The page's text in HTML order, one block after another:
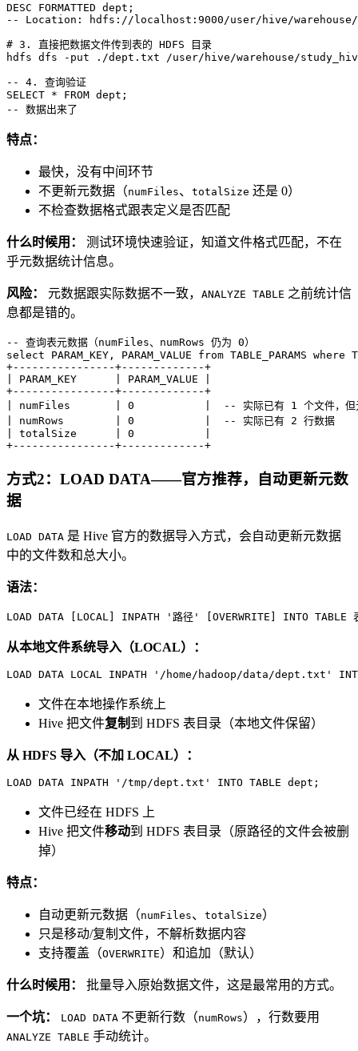
DESC
-- Location: hdfs://localhost:9000/user/hive/
# 3. 直接把数据文件传到表的 HDFS 目录
hdfs dfs -put ./dept.txt /user/hive/warehouse/
-- 4. 查询验证
SELECT * FROM
-- 数据出来了
特点：
最快，没有中间环节
不更新元数据（numFiles、 totalSize 还是 0）
不检查数据格式跟表定义是否匹配
什么时候用：
测试环境快速验证，知道文件格式匹配，不在
乎元数据统计信息。
风险： 元数据跟实际数据不一致， ANALYZE TABLE 之前统计信
息都是错的。
-- 查询表元数据（numFiles、numRows 仍为 0）
select PARAM_KEY, PARAM_VALUE from TABLE_PARAMS where
+----------------+-------------+
PARAM_KEY PARAM_VALUE
+----------------+-------------+
numFiles 0
-- 实际已有 1 个文件，
numRows 0
-- 实际已有 2 行数据
totalSize 0
+----------------+-------------+
方式2：LOAD DATA——官方推荐，自动更新元数
据
LOAD DATA 是 Hive 官方的数据导入方式，会自动更新元数据
中的文件数和总大小。
语法：
LOAD DATA [ LOCAL ] INPATH '路径' [OVERWRITE] INTO TABLE
从本地文件系统导入（LOCAL）：
LOAD DATA LOCAL INPATH '/home/hadoop/data/dept.txt'
文件在本地操作系统上
Hive 把文件复制 到 HDFS 表目录（本地文件保留）
从 HDFS 导入（不加 LOCAL）：
LOAD DATA INPATH '/tmp/dept.txt' INTO TABLE dept;
文件已经在 HDFS 上
Hive 把文件移动到 HDFS 表目录（原路径的文件会被删
掉）
特点：
自动更新元数据（numFiles、 totalSize）
只是移动/复制文件，不解析数据内容
支持覆盖（OVERWRITE）和追加（默认）
什么时候用： 批量导入原始数据文件，这是最常用的方式。
一个坑： LOAD DATA 不更新行数（numRows），行数要用
ANALYZE TABLE 手动统计。